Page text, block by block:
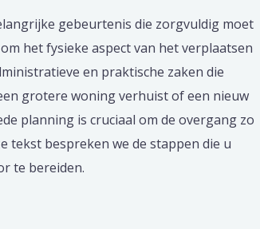
gebeurtenis die zorgvuldig moet
het fysieke aspect van het verplaatsen
en praktische zaken die
grotere woning verhuist of een nieuw
planning is cruciaal om de overgang zo
tekst bespreken we de stappen die u
te bereiden.